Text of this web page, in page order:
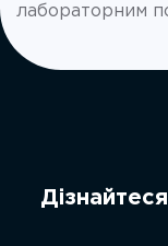
лабораторним